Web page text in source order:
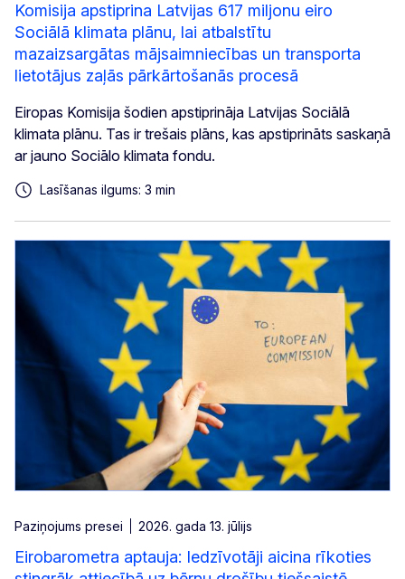
Komisija apstiprina Latvijas 617 miljonu eiro
Sociālā klimata plānu, lai atbalstītu
mazaizsargātas mājsaimniecības un transporta
lietotājus zaļās pārkārtošanās procesā
Eiropas Komisija šodien apstiprināja Latvijas Sociālā
klimata plānu. Tas ir trešais plāns, kas apstiprināts saskaņā
ar jauno Sociālo klimata fondu.
Lasīšanas ilgums: 3 min
Paziņojums presei 2026. gada 13. jūlijs
Eirobarometra aptauja: Iedzīvotāji aicina rīkoties